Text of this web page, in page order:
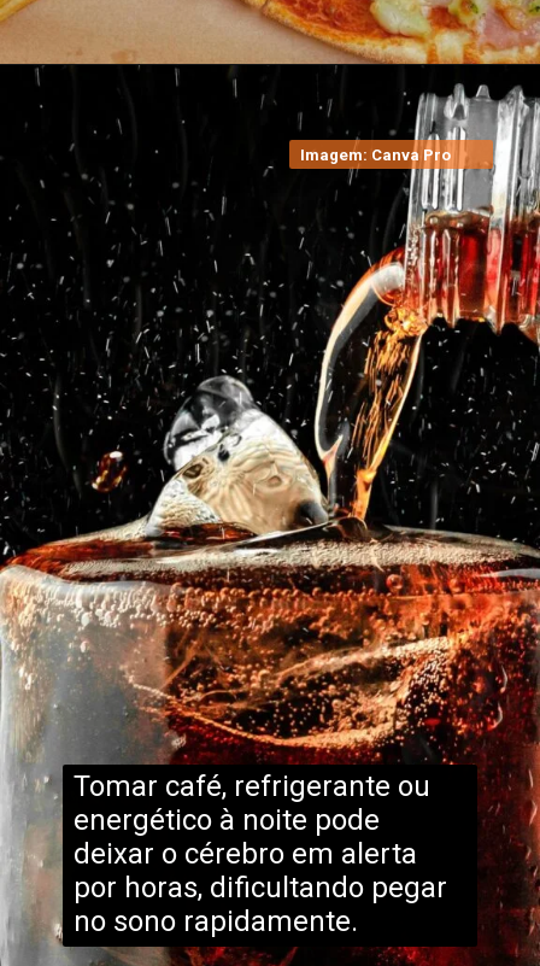
Tomar café, refrigerante ou
energético à noite pode
deixar o cérebro em alerta
por horas, dificultando pegar
no sono rapidamente.
Imagem: Canva Pro